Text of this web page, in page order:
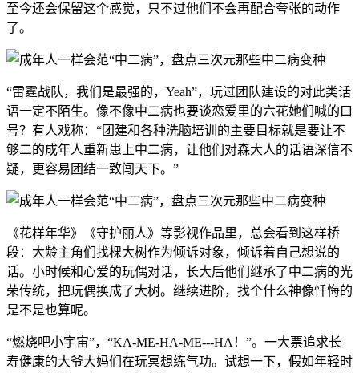
至今还会保留这个感觉，只不过他们不会再配合夸张的动作
了。
“雷霆战队，我们是最强的，Yeah”，玩过团队建设的对此类话
语一定不陌生。像不像中二病也要谈恋爱里的六花她们喊的口
号？有人戏称：“团建和各种洗脑培训的主要目标就是要让不
够二的成年人重新患上中二病，让他们对森大人的话语深信不
疑，更容易团结一致闯天下。”
《花样年华》《守护丽人》等影视作品里，总会看到这样桥
段：大龄主角们找棵大树作为倾诉对象，倾诉着自己想说的
话。小时候和心爱的玩偶对话，长大后他们继承了中二病的光
荣传统，把玩偶换成了大树。继续进阶，找个什么神像忏悔的
是不是也算呢。
“燃烧吧小宇宙”，“KA-ME-HA-ME---HA！”。一大票追求长
寿健康的大爷大妈们在玩冥想练气功。试想一下，假如年轻时